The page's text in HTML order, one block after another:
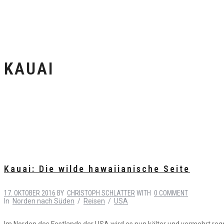
KAUAI
Kauai: Die wilde hawaiianische Seite
17. OKTOBER 2016 BY CHRISTOPH SCHLATTER WITH 0 COMMENT
In Norden nach Süden / Reisen / USA